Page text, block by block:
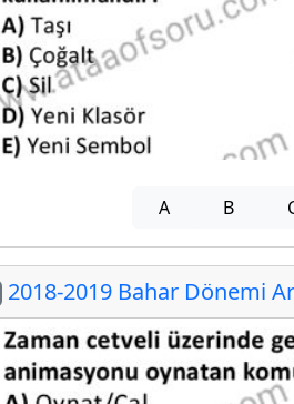
A B
2018-2019 Bahar Dönemi